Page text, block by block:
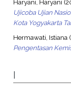
Haryani, Haryani
Ujicoba Ujian
Kota Yogyakarta
Hermawati, Istiana
Pengentasan
I